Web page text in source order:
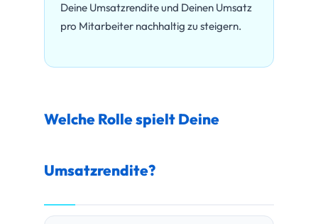
Deine Umsatzrendite und Deinen Umsatz
pro Mitarbeiter nachhaltig zu steigern.
Welche Rolle spielt Deine
Umsatzrendite?